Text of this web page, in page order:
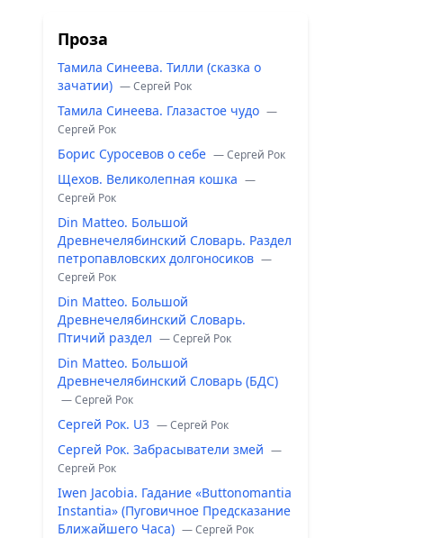
Проза
Тамила Синеева. Тилли (сказка о
зачатии) — Сергей Рок
Тамила Синеева. Глазастое чудо —
Сергей Рок
Борис Суросевов о себе — Сергей Рок
Щехов. Великолепная кошка —
Сергей Рок
Din Matteo. Большой
Древнечелябинский Словарь. Раздел
петропавловских долгоносиков —
Сергей Рок
Din Matteo. Большой
Древнечелябинский Словарь.
Птичий раздел — Сергей Рок
Din Matteo. Большой
Древнечелябинский Словарь (БДС)
— Сергей Рок
Сергей Рок. U3 — Сергей Рок
Сергей Рок. Забрасыватели змей —
Сергей Рок
Iwen Jacobia. Гадание «Buttonomantia
Instantia» (Пуговичное Предсказание
Ближайшего Часа) — Сергей Рок